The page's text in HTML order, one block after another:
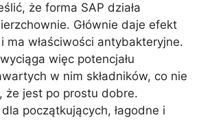
że forma SAP działa
Głównie daje efekt
ma właściwości antybakteryjne.
więc potencjału
w nim składników, co nie
że jest po prostu dobre.
początkujących, łagodne i